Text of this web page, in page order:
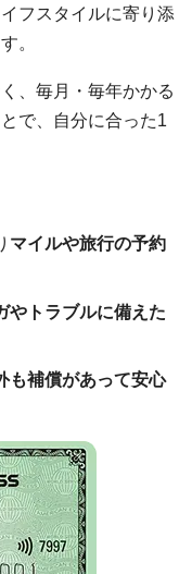
フスタイルに寄り添
。
、毎月・毎年かかる
で、自分に合った1
マイルや旅行の予約
やトラブルに備えた
も補償があって安心